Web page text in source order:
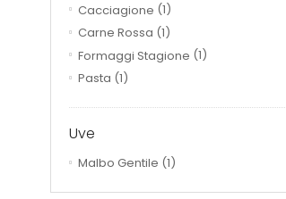
Cacciagione (1)
Carne Rossa (1)
Formaggi Stagione (1)
Pasta (1)
Uve
Malbo Gentile (1)